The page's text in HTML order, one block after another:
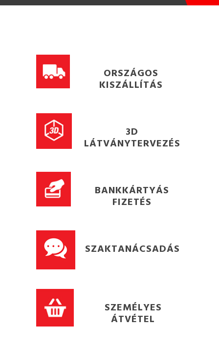
ORSZÁGOS
KISZÁLLÍTÁS
3D
LÁTVÁNYTERVEZÉS
BANKKÁRTYÁS
FIZETÉS
SZAKTANÁCSADÁS
SZEMÉLYES
ÁTVÉTEL